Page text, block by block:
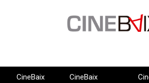
CineBaix
CineBaix